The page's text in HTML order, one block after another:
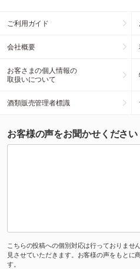
ご利用ガイド
会社概要
お客さまの個人情報の
取扱いについて
酒類販売管理者標識
お客様の声をお聞かせください
こちらの投稿への個別対応は行っておりませ
見させていただきます。お客様の声をもとに
す。